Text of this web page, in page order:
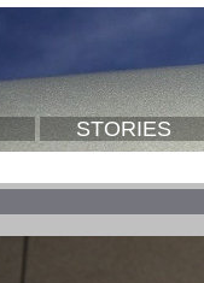
STORIES